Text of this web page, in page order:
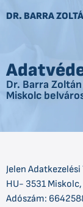
DR. BARRA
Dr. Barra
Miskolc
Jelen
HU- 3531
Adószám: